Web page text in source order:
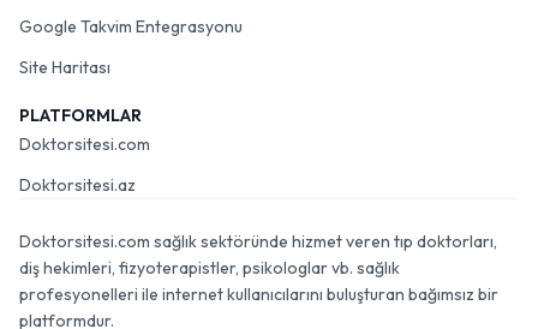
Google Takvim Entegrasyonu
Site Haritası
PLATFORMLAR
Doktorsitesi.com
Doktorsitesi.az
Doktorsitesi.com sağlık sektöründe hizmet veren tıp doktorları,
diş hekimleri, fizyoterapistler, psikologlar vb. sağlık
profesyonelleri ile internet kullanıcılarını buluşturan bağımsız bir
platformdur.